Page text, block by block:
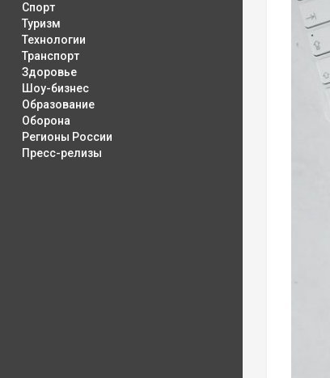
Спорт
Туризм
Технологии
Транспорт
Здоровье
Шоу-бизнес
Образование
Оборона
Регионы России
Пресс-релизы